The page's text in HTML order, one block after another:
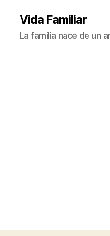
Vida Familiar
La familia nace de un